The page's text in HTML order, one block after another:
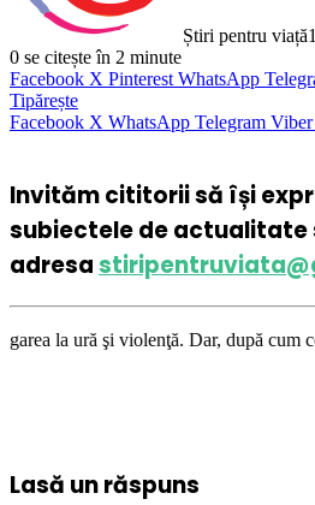
Știri pentru viață
0 se citește în 2 minute
Facebook X Pinterest WhatsApp
Tipărește
Facebook X WhatsApp Telegram Viber
Invităm cititorii să își
subiectele de actualitate
adresa
Dar, după cum confirmă şi
Lasă un răspuns